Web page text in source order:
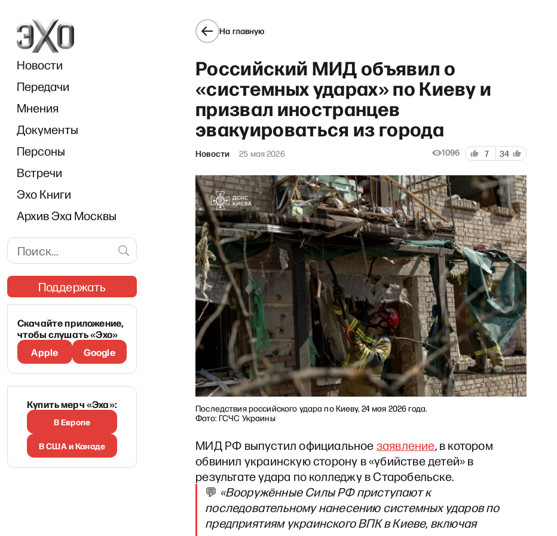
Новости
Передачи
Мнения
Документы
Персоны
Встречи
Эхо Книги
Архив Эха Москвы
Поддержать
Скачайте приложение,
чтобы слушать «Эхо»
Apple
Google
Купить мерч «Эха»:
В Европе
В США и Канаде
На главную
Российский МИД объявил о
«системных ударах» по Киеву и
призвал иностранцев
эвакуироваться из города
Новости 25 мая 2026 1096 7 34
Последствия российского удара по Киеву, 24 мая 2026 года.
Фото: ГСЧС Украины
МИД РФ выпустил официальноезаявление, в котором
обвинил украинскую сторону в «убийстве детей» в
результате удара по колледжу в Старобельске.
💬 «Вооружённые Силы РФ приступают к
последовательному нанесению системных ударов по
предприятиям украинского ВПК в Киеве, включая
Breakfast show с Максимом Поляковым